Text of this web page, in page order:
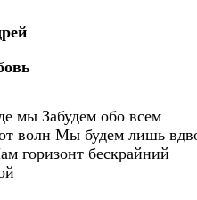
мы Забудем обо всем
волн Мы будем лишь
горизонт бескрайний